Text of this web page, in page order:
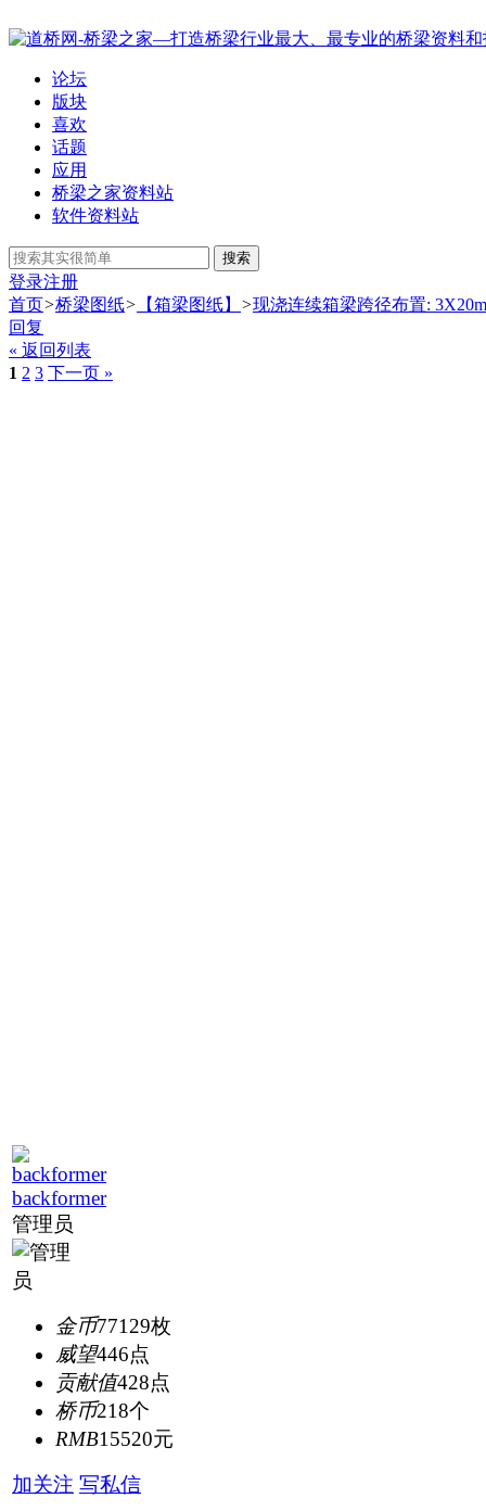
论坛
版块
喜欢
话题
应用
桥梁之家资料站
软件资料站
搜索
登录注册
首页>桥梁图纸> 【箱梁图纸】 >现浇连续箱梁跨径布置:
回复
« 返回列表
1 2 3 下一页 »
backformer
管理员
金币77129枚
威望446点
贡献值428点
桥币218个
RMB15520元
加关注 写私信